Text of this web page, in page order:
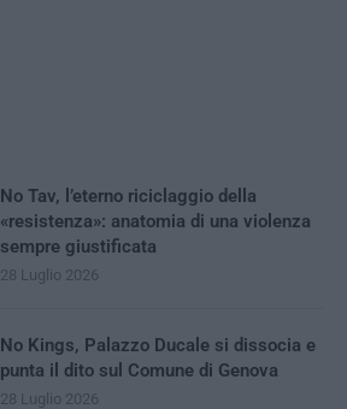
No Tav, l’eterno riciclaggio della
«resistenza»: anatomia di una violenza
sempre giustificata
28 Luglio 2026
No Kings, Palazzo Ducale si dissocia e
punta il dito sul Comune di Genova
28 Luglio 2026